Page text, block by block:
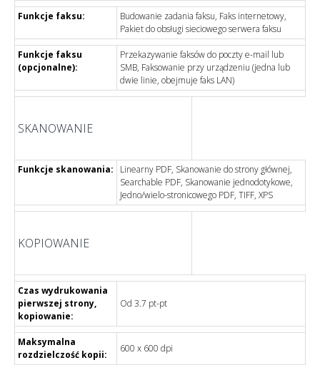
Funkcje faksu:
Budowanie zadania faksu, Faks internetowy,
Pakiet do obsługi sieciowego serwera faksu
Funkcje faksu
(opcjonalne):
Przekazywanie faksów do poczty e-mail lub
SMB, Faksowanie przy urządzeniu (jedna lub
dwie linie, obejmuje faks LAN)
SKANOWANIE
Funkcje skanowania:
Linearny PDF, Skanowanie do strony głównej,
Searchable PDF, Skanowanie jednodotykowe,
Jedno/wielo-stronicowego PDF, TIFF, XPS
KOPIOWANIE
Czas wydrukowania
pierwszej strony,
kopiowanie:
Od 3.7 pt-pt
Maksymalna
rozdzielczość kopii:
600 x 600 dpi